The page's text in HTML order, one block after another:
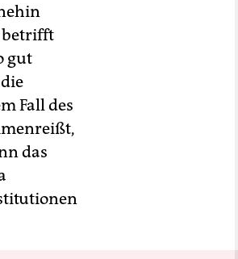
betrifft
gut
Fall des
das